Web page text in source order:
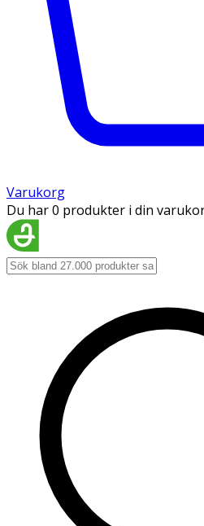
Varukorg
Du har 0 produkter i din